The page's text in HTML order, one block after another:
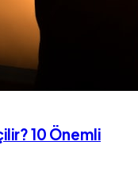
10 Önemli